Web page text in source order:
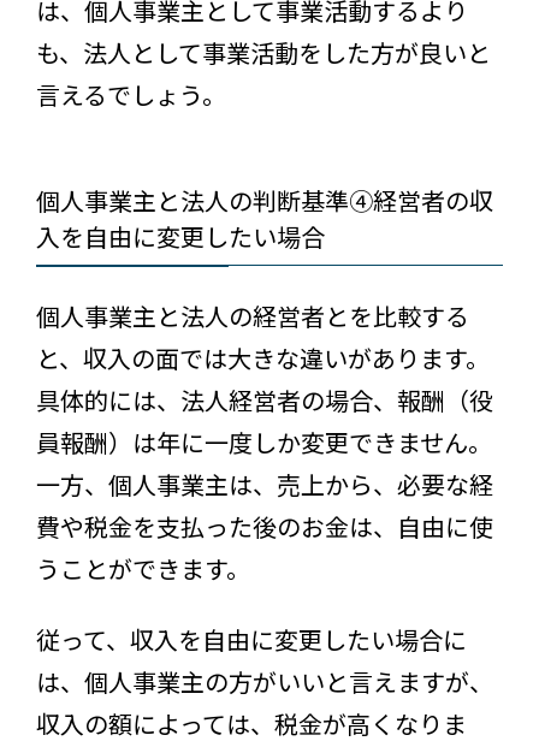
は、個人事業主として事業活動するより
も、法人として事業活動をした方が良いと
言えるでしょう。
個人事業主と法人の判断基準④経営者の収
入を自由に変更したい場合
個人事業主と法人の経営者とを比較する
と、収入の面では大きな違いがあります。
具体的には、法人経営者の場合、報酬（役
員報酬）は年に一度しか変更できません。
一方、個人事業主は、売上から、必要な経
費や税金を支払った後のお金は、自由に使
うことができます。
従って、収入を自由に変更したい場合に
は、個人事業主の方がいいと言えますが、
収入の額によっては、税金が高くなりま